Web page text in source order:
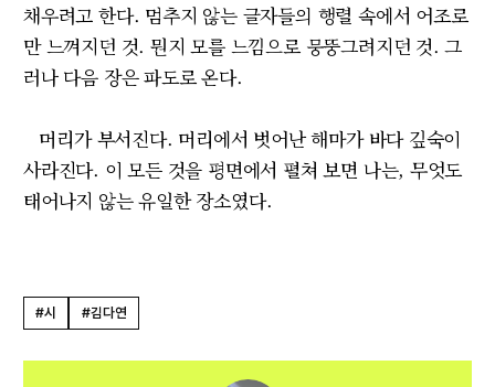
채우려고 한다. 멈추지 않는 글자들의 행렬 속에서 어조로
만 느껴지던 것. 뭔지 모를 느낌으로 뭉뚱그려지던 것. 그
러나 다음 장은 파도로 온다.
머리가 부서진다. 머리에서 벗어난 해마가 바다 깊숙이
사라진다. 이 모든 것을 평면에서 펼쳐 보면 나는, 무엇도
태어나지 않는 유일한 장소였다.
#시 #김다연